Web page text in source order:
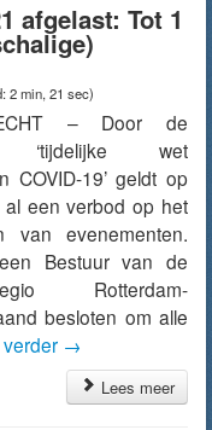
afgelast: Tot 1
2 min, 21 sec)
– Door de
‘tijdelijke wet
COVID-19’ geldt op
al een verbod op het
van evenementen.
Bestuur van de
Rotterdam-
besloten om alle
→
Lees meer